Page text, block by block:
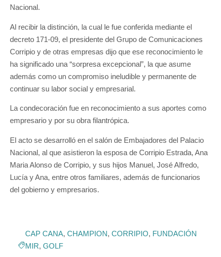
Nacional.
Al recibir la distinción, la cual le fue conferida mediante el
decreto 171-09, el presidente del Grupo de Comunicaciones
Corripio y de otras empresas dijo que ese reconocimiento le
ha significado una “sorpresa excepcional”, la que asume
además como un compromiso ineludible y permanente de
continuar su labor social y empresarial.
La condecoración fue en reconocimiento a sus aportes como
empresario y por su obra filantrópica.
El acto se desarrolló en el salón de Embajadores del Palacio
Nacional, al que asistieron la esposa de Corripio Estrada, Ana
Maria Alonso de Corripio, y sus hijos Manuel, José Alfredo,
Lucía y Ana, entre otros familiares, además de funcionarios
del gobierno y empresarios.
CAP CANA,CHAMPION,CORRIPIO, FUNDACIÓN
MIR,GOLF